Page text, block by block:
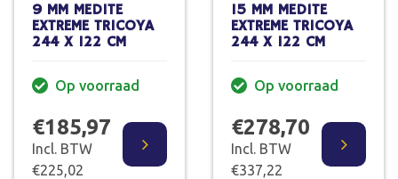
9 MM MEDITE
EXTREME TRICOYA
244 X 122 CM
Op voorraad
€185,97
Incl. BTW
€225,02
15 MM MEDITE
EXTREME TRICOYA
244 X 122 CM
Op voorraad
€278,70
Incl. BTW
€337,22